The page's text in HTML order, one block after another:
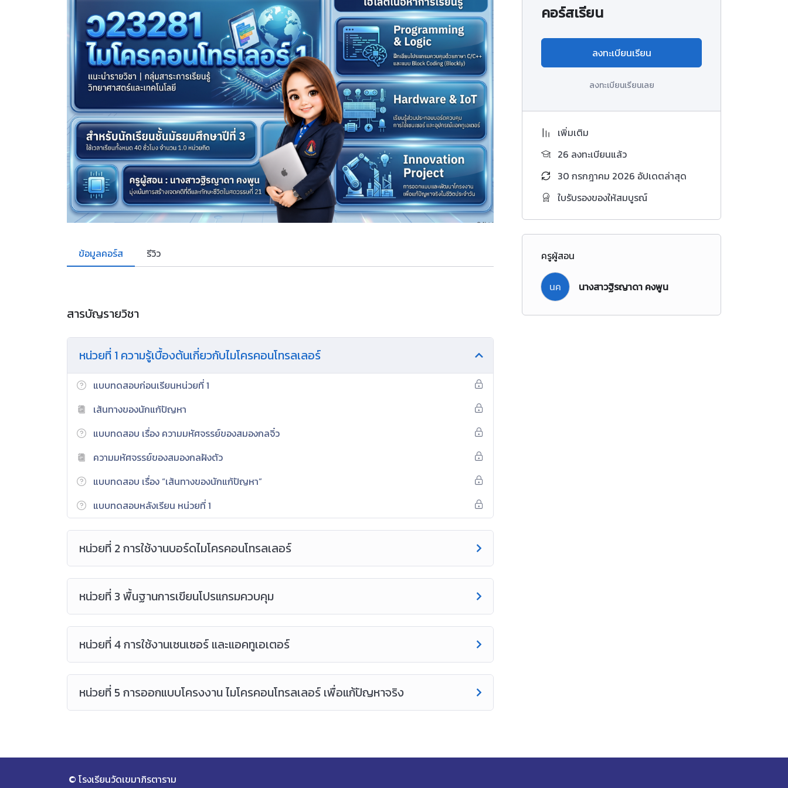
ข้อมูลคอร์ส รีวิว
สารบัญรายวิชา
หน่วยที่ 1 ความรู้เบื้องต้นเกี่ยวกับไมโครคอนโทรลเลอร์
แบบทดสอบก่อนเรียนหน่วยที่ 1
เส้นทางของนักแก้ปัญหา
แบบทดสอบ เรื่อง ความมหัศจรรย์ของสมองกลจิ๋ว
ความมหัศจรรย์ของสมองกลฝังตัว
แบบทดสอบ เรื่อง “เส้นทางของนักแก้ปัญหา”
แบบทดสอบหลังเรียน หน่วยที่ 1
หน่วยที่ 2 การใช้งานบอร์ดไมโครคอนโทรลเลอร์
หน่วยที่ 3 พื้นฐานการเขียนโปรแกรมควบคุม
หน่วยที่ 4 การใช้งานเซนเซอร์ และแอคทูเอเตอร์
หน่วยที่ 5 การออกแบบโครงงาน ไมโครคอนโทรลเลอร์ เพื่อแก้ปัญหาจริง
คอร์สเรียน
ลงทะเบียนเรียน
ลงทะเบียนเรียนเลย
เพิ่มเติม
26 ลงทะเบียนแล้ว
30 กรกฎาคม 2026 อัปเดตล่าสุด
ใบรับรองของให้สมบูรณ์
ครูผู้สอน
นค นางสาวฐิรญาดา คงพูน
© โรงเรียนวัดเขมาภิรตาราม